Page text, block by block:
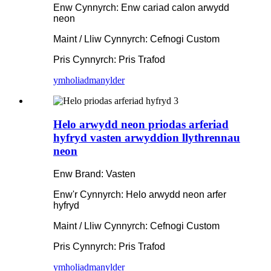
Enw Cynnyrch: Enw cariad calon arwydd
neon
Maint / Lliw Cynnyrch: Cefnogi Custom
Pris Cynnyrch: Pris Trafod
ymholiadmanylder
Helo arwydd neon priodas arferiad
hyfryd vasten arwyddion llythrennau
neon
Enw Brand: Vasten
Enw'r Cynnyrch: Helo arwydd neon arfer
hyfryd
Maint / Lliw Cynnyrch: Cefnogi Custom
Pris Cynnyrch: Pris Trafod
ymholiadmanylder